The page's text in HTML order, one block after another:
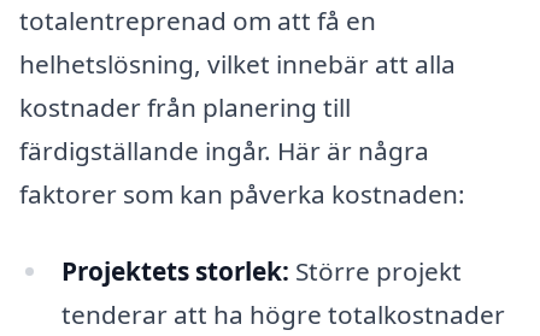
totalentreprenad om att få en
helhetslösning, vilket innebär att alla
kostnader från planering till
färdigställande ingår. Här är några
faktorer som kan påverka kostnaden:
Projektets storlek: Större projekt
tenderar att ha högre totalkostnader